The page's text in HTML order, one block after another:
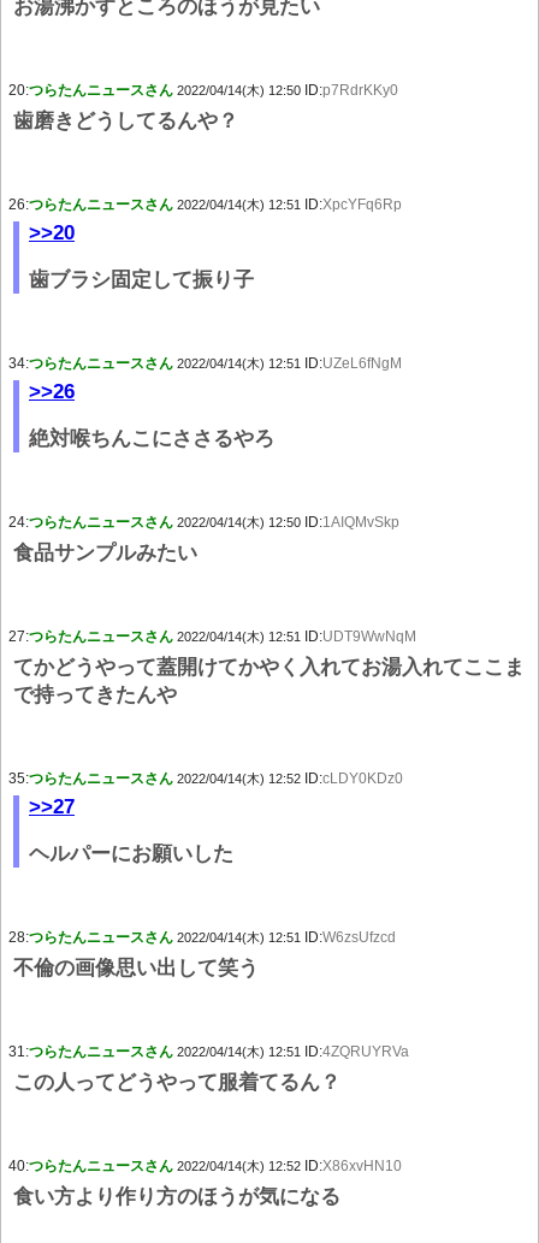
お湯沸かすところのほうが見たい
20:つらたんニュースさん 2022/04/14(木) 12:50 ID:p7RdrKKy0
歯磨きどうしてるんや？
26:つらたんニュースさん 2022/04/14(木) 12:51 ID:XpcYFq6Rp
>>20
歯ブラシ固定して振り子
34:つらたんニュースさん 2022/04/14(木) 12:51 ID:UZeL6fNgM
>>26
絶対喉ちんこにささるやろ
24:つらたんニュースさん 2022/04/14(木) 12:50 ID:1AIQMvSkp
食品サンプルみたい
27:つらたんニュースさん 2022/04/14(木) 12:51 ID:UDT9WwNqM
てかどうやって蓋開けてかやく入れてお湯入れてここま
で持ってきたんや
35:つらたんニュースさん 2022/04/14(木) 12:52 ID:cLDY0KDz0
>>27
ヘルパーにお願いした
28:つらたんニュースさん 2022/04/14(木) 12:51 ID:W6zsUfzcd
不倫の画像思い出して笑う
31:つらたんニュースさん 2022/04/14(木) 12:51 ID:4ZQRUYRVa
この人ってどうやって服着てるん？
40:つらたんニュースさん 2022/04/14(木) 12:52 ID:X86xvHN10
食い方より作り方のほうが気になる